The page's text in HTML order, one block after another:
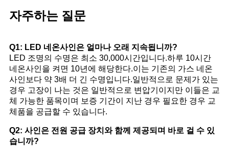
자주하는 질문
Q1: LED 네온사인은 얼마나 오래 지속됩니까?
LED 조명의 수명은 최소 30,000시간입니다.하루 10시간
네온사인을 켜면 10년에 해당한다.이는 기존의 가스 네온
사인보다 약 3배 더 긴 수명입니다.일반적으로 문제가 있는
경우 고장이 나는 것은 일반적으로 변압기이지만 이들은 교
체 가능한 품목이며 보증 기간이 지난 경우 필요한 경우 교
체품을 공급할 수 있습니다.
Q2: 사인은 전원 공급 장치와 함께 제공되며 바로 걸 수 있
습니까?